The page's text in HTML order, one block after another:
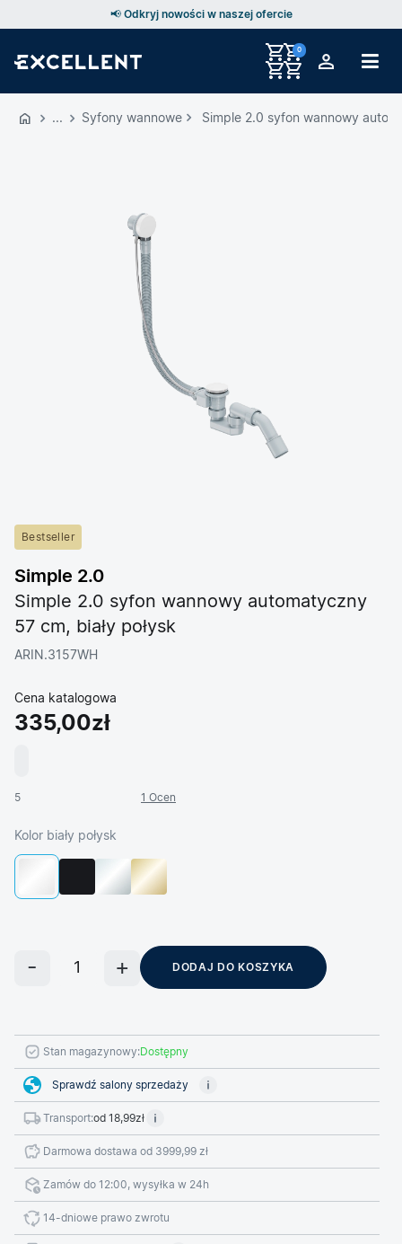
UŻYTKOWNIKA
WYSZUKIWARKI
📢 Odkryj nowości w naszej ofercie
0
Syfony wannowe Simple 2.0 syfon wannowy
Bestseller
Simple 2.0
Simple 2.0 syfon wannowy automatyczny
57 cm, biały połysk
ARIN.3157WH
Cena katalogowa
335,00zł
5 1 Ocen
Kolor biały połysk
DODAJ DO KOSZYKA
Stan magazynowy:Dostępny
Sprawdź salony sprzedaży
Transport:od 18,99zł
Darmowa dostawa od 3999,99 zł
Zamów do 12:00, wysyłka w 24h
14-dniowe prawo zwrotu